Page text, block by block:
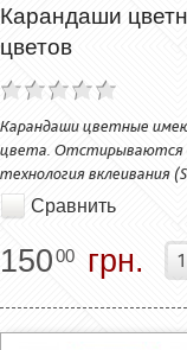
Карандаши
цветов
Карандаши цветные
цвета. Отстирываются
технология вклеивания
Сравнить
15000 грн.